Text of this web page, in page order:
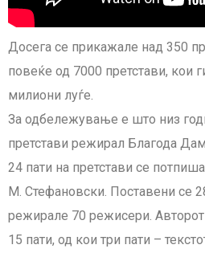
Досега се прикажале над 350
повеќе од 7000 претстави, кои
милиони луѓе.
За одбележување е што низ
претстави режирал Благода
24 пати на претстави се
М. Стефановски. Поставени се
режирале 70 режисери.
15 пати, од кои три пати –